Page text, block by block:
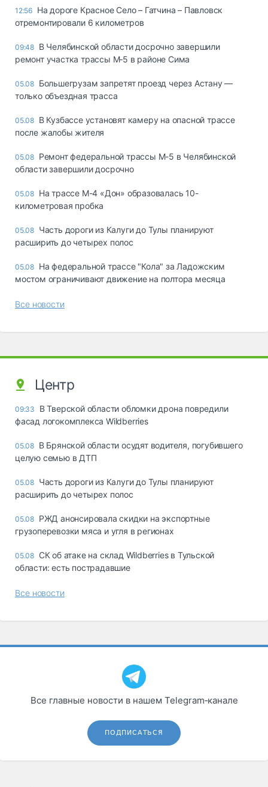
12:56 На дороге Красное Село – Гатчина – Павловск
отремонтировали 6 километров
09:48 В Челябинской области досрочно завершили
ремонт участка трассы М‑5 в районе Сима
05.08 Большегрузам запретят проезд через Астану —
только объездная трасса
05.08 В Кузбассе установят камеру на опасной трассе
после жалобы жителя
05.08 Ремонт федеральной трассы М-5 в Челябинской
области завершили досрочно
05.08 На трассе М-4 «Дон» образовалась 10-
километровая пробка
05.08 Часть дороги из Калуги до Тулы планируют
расширить до четырех полос
05.08 На федеральной трассе "Кола" за Ладожским
мостом ограничивают движение на полтора месяца
Все новости
Центр
09:33
В Тверской области обломки дрона повредили
фасад логокомплекса Wildberries
05.08 В Брянской области осудят водителя, погубившего
целую семью в ДТП
05.08 Часть дороги из Калуги до Тулы планируют
расширить до четырех полос
05.08 РЖД анонсировала скидки на экспортные
грузоперевозки мяса и угля в регионах
05.08 СК об атаке на склад Wildberries в Тульской
области: есть пострадавшие
Все новости
Все главные новости в нашем Telegram‑канале
ПОДПИСАТЬСЯ